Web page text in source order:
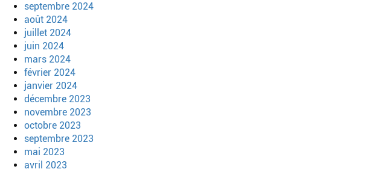
septembre 2024
août 2024
juillet 2024
juin 2024
mars 2024
février 2024
janvier 2024
décembre 2023
novembre 2023
octobre 2023
septembre 2023
mai 2023
avril 2023